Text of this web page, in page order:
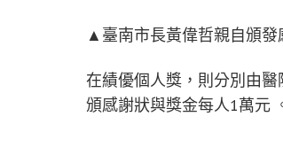
▲臺南市長黃偉哲親自頒發
在績優個人獎，則分別由
頒感謝狀與獎金每人1萬元